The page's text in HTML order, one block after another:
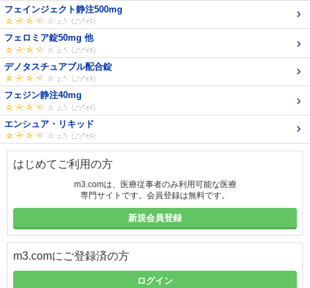
フェインジェクト静注500mg
フェロミア錠50mg 他
デノタスチュアブル配合錠
フェジン静注40mg
エンシュア・リキッド
はじめてご利用の方
m3.comは、医療従事者のみ利用可能な医療
専門サイトです。会員登録は無料です。
新規会員登録
m3.comにご登録済の方
ログイン